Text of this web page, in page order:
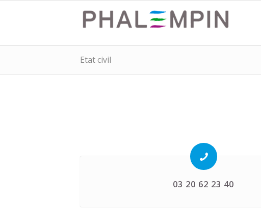
Etat civil
03 20 62 23 40